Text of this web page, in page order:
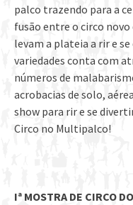
palco trazendo para a
fusão entre o circo
levam a plateia a rir e
variedades conta com
números de
acrobacias de solo,
show para rir e se
Circo no Multipalco!
Iª MOSTRA DE CIRCO